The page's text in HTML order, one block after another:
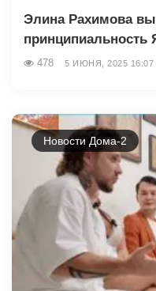
Элина Рахимова
478 5 ИЮНЯ, 2025 16:07
Новости Дома-2